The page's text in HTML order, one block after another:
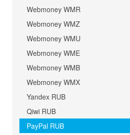
Webmoney WMR
Webmoney WMZ
Webmoney WMU
Webmoney WME
Webmoney WMB
Webmoney WMX
Yandex RUB
Qiwi RUB
PayPal RUB